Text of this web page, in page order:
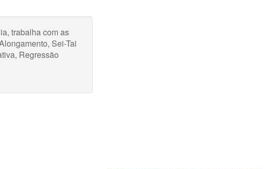
trabalha com as
Sei-Tai
Regressão